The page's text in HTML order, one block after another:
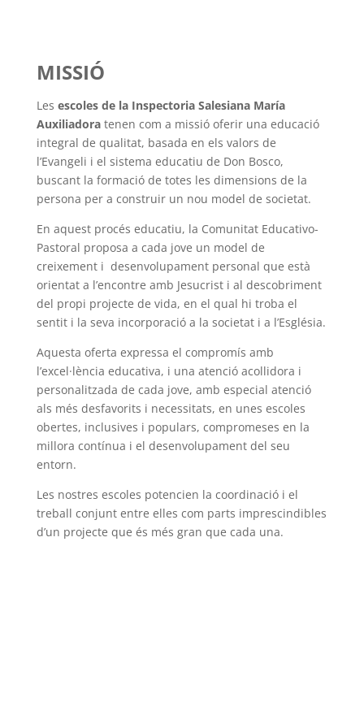
MISSIÓ
Les escoles de la Inspectoria Salesiana María
Auxiliadoratenen com a missió oferir una educació
integral de qualitat, basada en els valors de
l’Evangeli i el sistema educatiu de Don Bosco,
buscant la formació de totes les dimensions de la
persona per a construir un nou model de societat.
En aquest procés educatiu, la Comunitat Educativo-
Pastoral proposa a cada jove un model de
creixement i desenvolupament personal que està
orientat a l’encontre amb Jesucrist i al descobriment
del propi projecte de vida, en el qual hi troba el
sentit i la seva incorporació a la societat i a l’Església.
Aquesta oferta expressa el compromís amb
l’excel·lència educativa, i una atenció acollidora i
personalitzada de cada jove, amb especial atenció
als més desfavorits i necessitats, en unes escoles
obertes, inclusives i populars, compromeses en la
millora contínua i el desenvolupament del seu
entorn.
Les nostres escoles potencien la coordinació i el
treball conjunt entre elles com parts imprescindibles
d’un projecte que és més gran que cada una.